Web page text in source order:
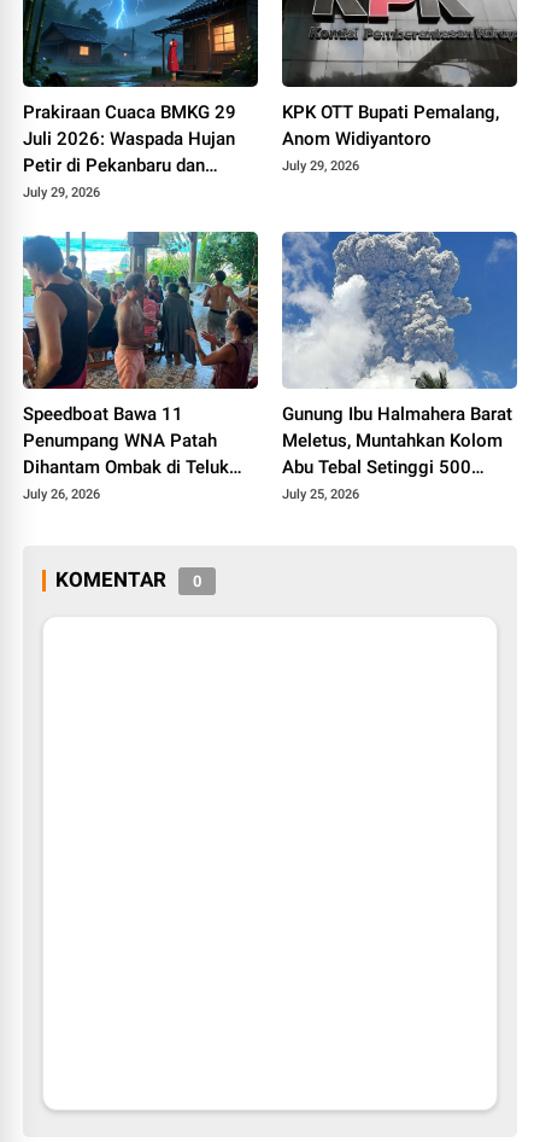
Prakiraan Cuaca BMKG 29
Juli 2026: Waspada Hujan
Petir di Pekanbaru dan
Tanjung Selor
July 29, 2026
KPK OTT Bupati Pemalang,
Anom Widiyantoro
July 29, 2026
Speedboat Bawa 11
Penumpang WNA Patah
Dihantam Ombak di Teluk
Tomini Sulteng
July 26, 2026
Gunung Ibu Halmahera Barat
Meletus, Muntahkan Kolom
Abu Tebal Setinggi 500
Meter
July 25, 2026
KOMENTAR 0